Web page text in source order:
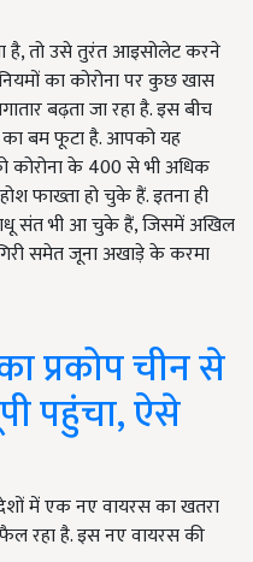
है, तो उसे तुरंत आइसोलेट करने
का कोरोना पर कुछ खास
बढ़ता जा रहा है. इस बीच
का बम फूटा है. आपको यह
कोरोना के 400 से भी अधिक
फाख्ता हो चुके हैं. इतना ही
संत भी आ चुके हैं, जिसमें अखिल
समेत जूना अखाड़े के करमा
प्रकोप चीन से
पहुंचा, ऐसे
में एक नए वायरस का खतरा
रहा है. इस नए वायरस की